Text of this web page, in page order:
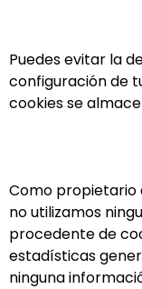
Puedes evitar la
configuración de
cookies se
Como propietario
no utilizamos
procedente de
estadísticas
ninguna